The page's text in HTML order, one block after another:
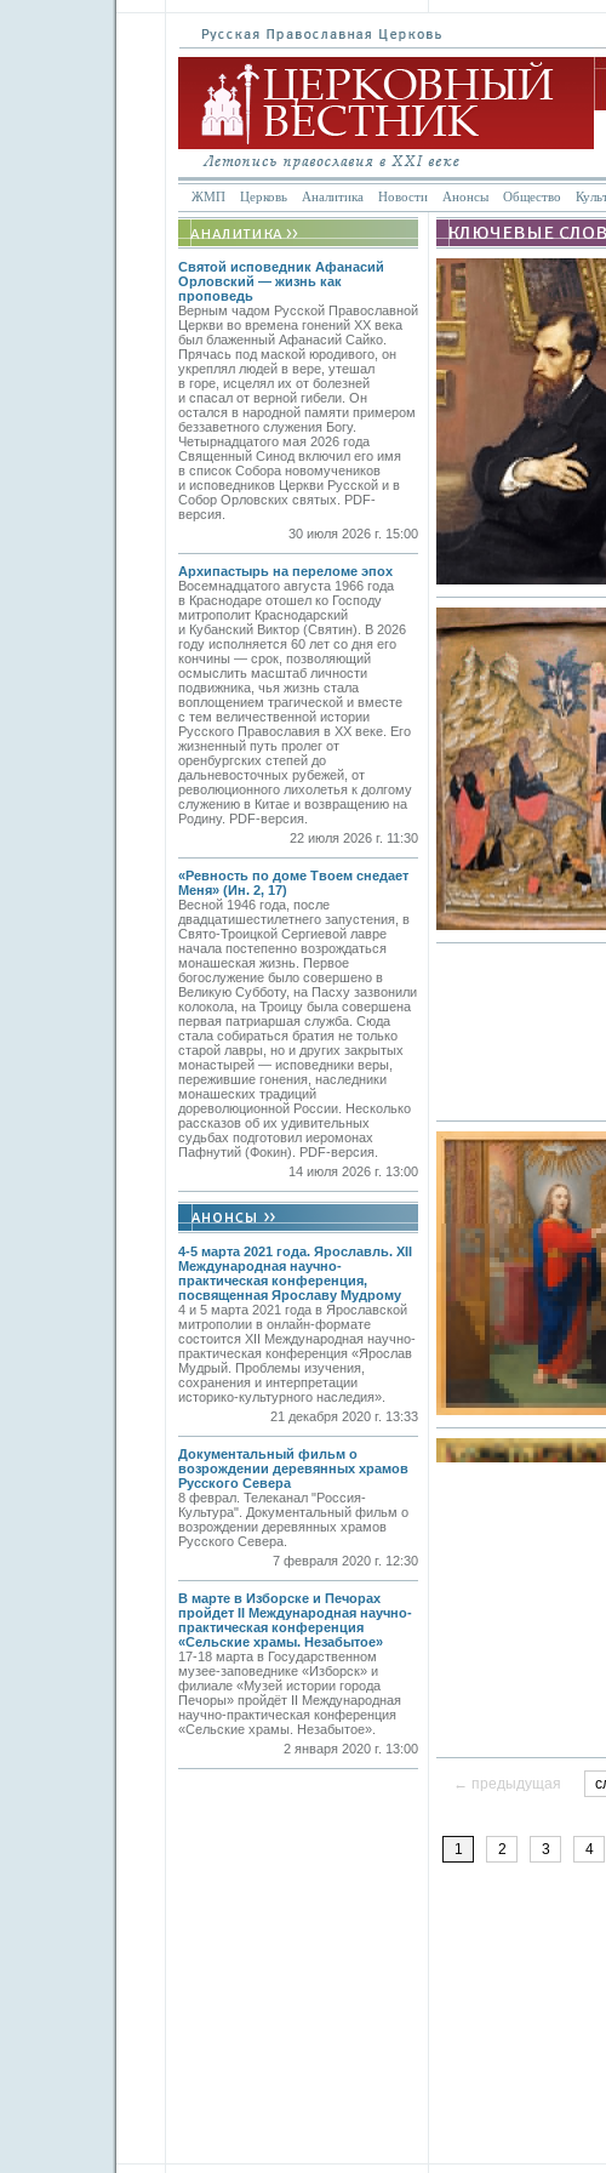
ЖМП Церковь Аналитика Новости Анонсы Общество
Святой исповедник Афанасий
Орловский — жизнь как
проповедь
Верным чадом Русской Православной
Церкви во времена гонений XX века
был блаженный Афанасий Сайко.
Прячась под маской юродивого, он
укреплял людей в вере, утешал
в горе, исцелял их от болезней
и спасал от верной гибели. Он
остался в народной памяти примером
беззаветного служения Богу.
Четырнадцатого мая 2026 года
Священный Синод включил его имя
в список Собора новомучеников
и исповедников Церкви Русской и в
Собор Орловских святых. PDF-
версия.
30 июля 2026 г. 15:00
Архипастырь на переломе эпох
Восемнадцатого августа 1966 года
в Краснодаре отошел ко Господу
митрополит Краснодарский
и Кубанский Виктор (Святин). В 2026
году исполняется 60 лет со дня его
кончины — срок, позволяющий
осмыслить масштаб личности
подвижника, чья жизнь стала
воплощением трагической и вместе
с тем величественной истории
Русского Православия в XX веке. Его
жизненный путь пролег от
оренбургских степей до
дальневосточных рубежей, от
революционного лихолетья к долгому
служению в Китае и возвращению на
Родину. PDF-версия.
22 июля 2026 г. 11:30
«Ревность по доме Твоем снедает
Меня» (Ин. 2, 17)
Весной 1946 года, после
двадцатишестилетнего запустения, в
Свято-­Троицкой Сергиевой лавре
начала постепенно возрождаться
монашеская жизнь. Первое
богослужение было совершено в
Великую Субботу, на Пасху зазвонили
колокола, на Троицу была совершена
первая патриаршая служба. Сюда
стала собираться братия не только
старой лавры, но и других закрытых
монастырей — исповедники веры,
пережившие гонения, наследники
монашеских традиций
дореволюционной России. Несколько
рассказов об их удивительных
судьбах подготовил иеромонах
Пафнутий (Фокин). PDF-версия.
14 июля 2026 г. 13:00
4-5 марта 2021 года. Ярославль. XII
Международная научно-
практическая конференция,
посвященная Ярославу Мудрому
4 и 5 марта 2021 года в Ярославской
митрополии в онлайн-формате
состоится XII Международная научно-
практическая конференция «Ярослав
Мудрый. Проблемы изучения,
сохранения и интерпретации
историко-культурного наследия».
21 декабря 2020 г. 13:33
Документальный фильм о
возрождении деревянных храмов
Русского Севера
8 феврал. Телеканал "Россия-
Культура". Документальный фильм о
возрождении деревянных храмов
Русского Севера.
7 февраля 2020 г. 12:30
В марте в Изборске и Печорах
пройдет II Международная научно-
практическая конференция
«Сельские храмы. Незабытое»
17-18 марта в Государственном
музее-заповеднике «Изборск» и
филиале «Музей истории города
Печоры» пройдёт II Международная
научно-практическая конференция
«Сельские храмы. Незабытое».
2 января 2020 г. 13:00
← предыдущая
1 2 3 4